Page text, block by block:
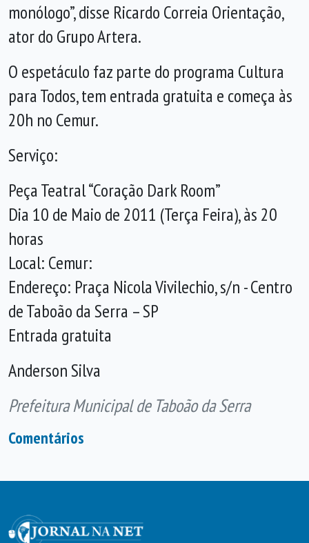
monólogo”, disse Ricardo Correia Orientação,
ator do Grupo Artera.
O espetáculo faz parte do programa Cultura
para Todos, tem entrada gratuita e começa às
20h no Cemur.
Serviço:
Peça Teatral “Coração Dark Room”
Dia 10 de Maio de 2011 (Terça Feira), às 20
horas
Local: Cemur:
Endereço: Praça Nicola Vivilechio, s/n - Centro
de Taboão da Serra – SP
Entrada gratuita
Anderson Silva
Prefeitura Municipal de Taboão da Serra
Comentários